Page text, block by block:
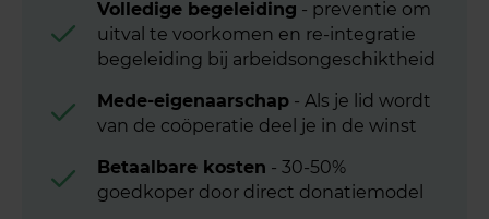
Volledige begeleiding - preventie om
uitval te voorkomen en re-integratie
begeleiding bij arbeidsongeschiktheid
Mede-eigenaarschap - Als je lid wordt
van de coöperatie deel je in de winst
Betaalbare kosten - 30-50%
goedkoper door direct donatiemodel